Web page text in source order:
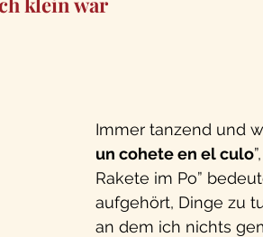
Immer tanzend und
un cohete en el culo
Rakete im Po”
aufgehört, Dinge zu
an dem ich nichts